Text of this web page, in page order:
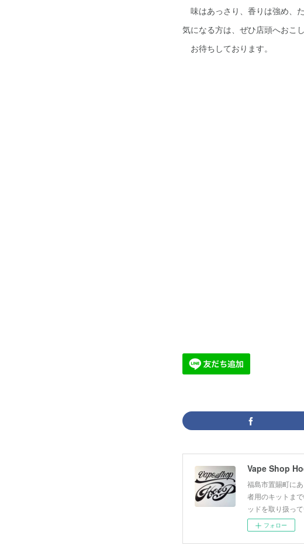
味はあっさり、香りは強め、
気になる方は、ぜひ店頭へおこし
お待ちしております。
Vape Shop
福島市置賜町に
者用のキットま
ッドを取り扱って
フォロー